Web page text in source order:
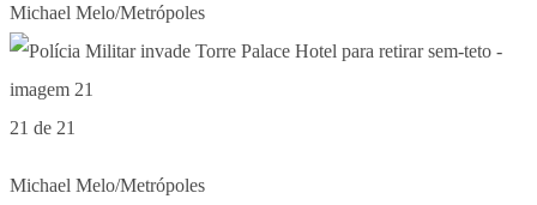
Michael Melo/Metrópoles
21 de 21
Michael Melo/Metrópoles